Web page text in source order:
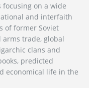
on a wide
and interfaith
of former Soviet
arms trade, global
clans and
predicted
economical life in the